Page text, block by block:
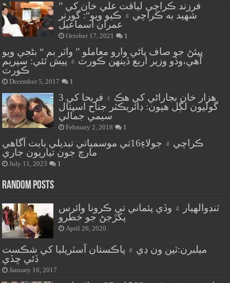
” فرزند ڪراچي لياقت علي خان کي
شهيد به ڪراچي ۾ ڪيو ويو“: گورنر
عمران اسماعيل
October 17, 2021 1
پيئڻ جو صاف پاڻي وارو معاملو ” واٽر بم “ بڻجي ويو
آهي،وڏو وزير اربع ڏينهن ڪورٽ ۾ پيش ٿئي: سپريم
ڪورٽ
December 5, 2017 1
هزار خان بجاراڻي کي هڪ ۽ فريحا کي 3
گوليون لڳل هيون: ڊائريڪٽر جناح اسپتال
سيمي جمالي
February 2, 2018 1
ڪراچي ۾ جولاءِ16تي موسمياتي تبديلي بابت آگاهي
مارچ جون تياريون جاري
July 11, 2023 1
Random Posts
ٽنڊوالهيار ۾ وڏي پئماني تي ڪرونا وائرس
پکڙجڻ جو خطرو
April 26, 2020
ميلبرن:ٽين ون ڊي ۾ پاڪستان آسٽريليا کي شڪست
ڏئي ڇڏي
January 16, 2017